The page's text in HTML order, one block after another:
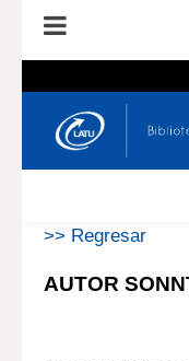
En
>> Regresar
AUTOR